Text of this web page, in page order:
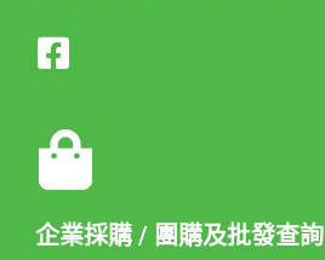
企業採購 / 團購及批發查詢